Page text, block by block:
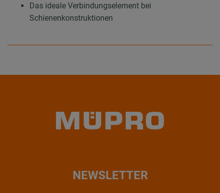
Das ideale Verbindungselement bei
Schienenkonstruktionen
NEWSLETTER